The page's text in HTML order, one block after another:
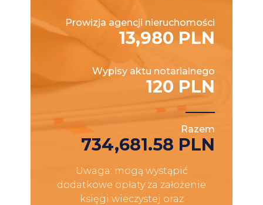
Prowizja agencji nieruchomości
13,980 PLN
Wypisy aktu notarialnego
120 PLN
Razem
734,681.58 PLN
Uwaga: mogą wystąpić
dodatkowe opłaty za założenie
księgi wieczystej oraz